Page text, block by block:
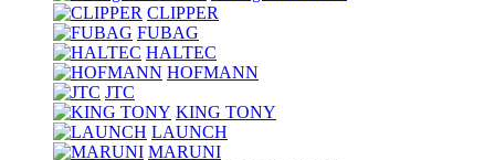
CLIPPER
FUBAG
HALTEC
HOFMANN
JTC
KING TONY
LAUNCH
MARUNI